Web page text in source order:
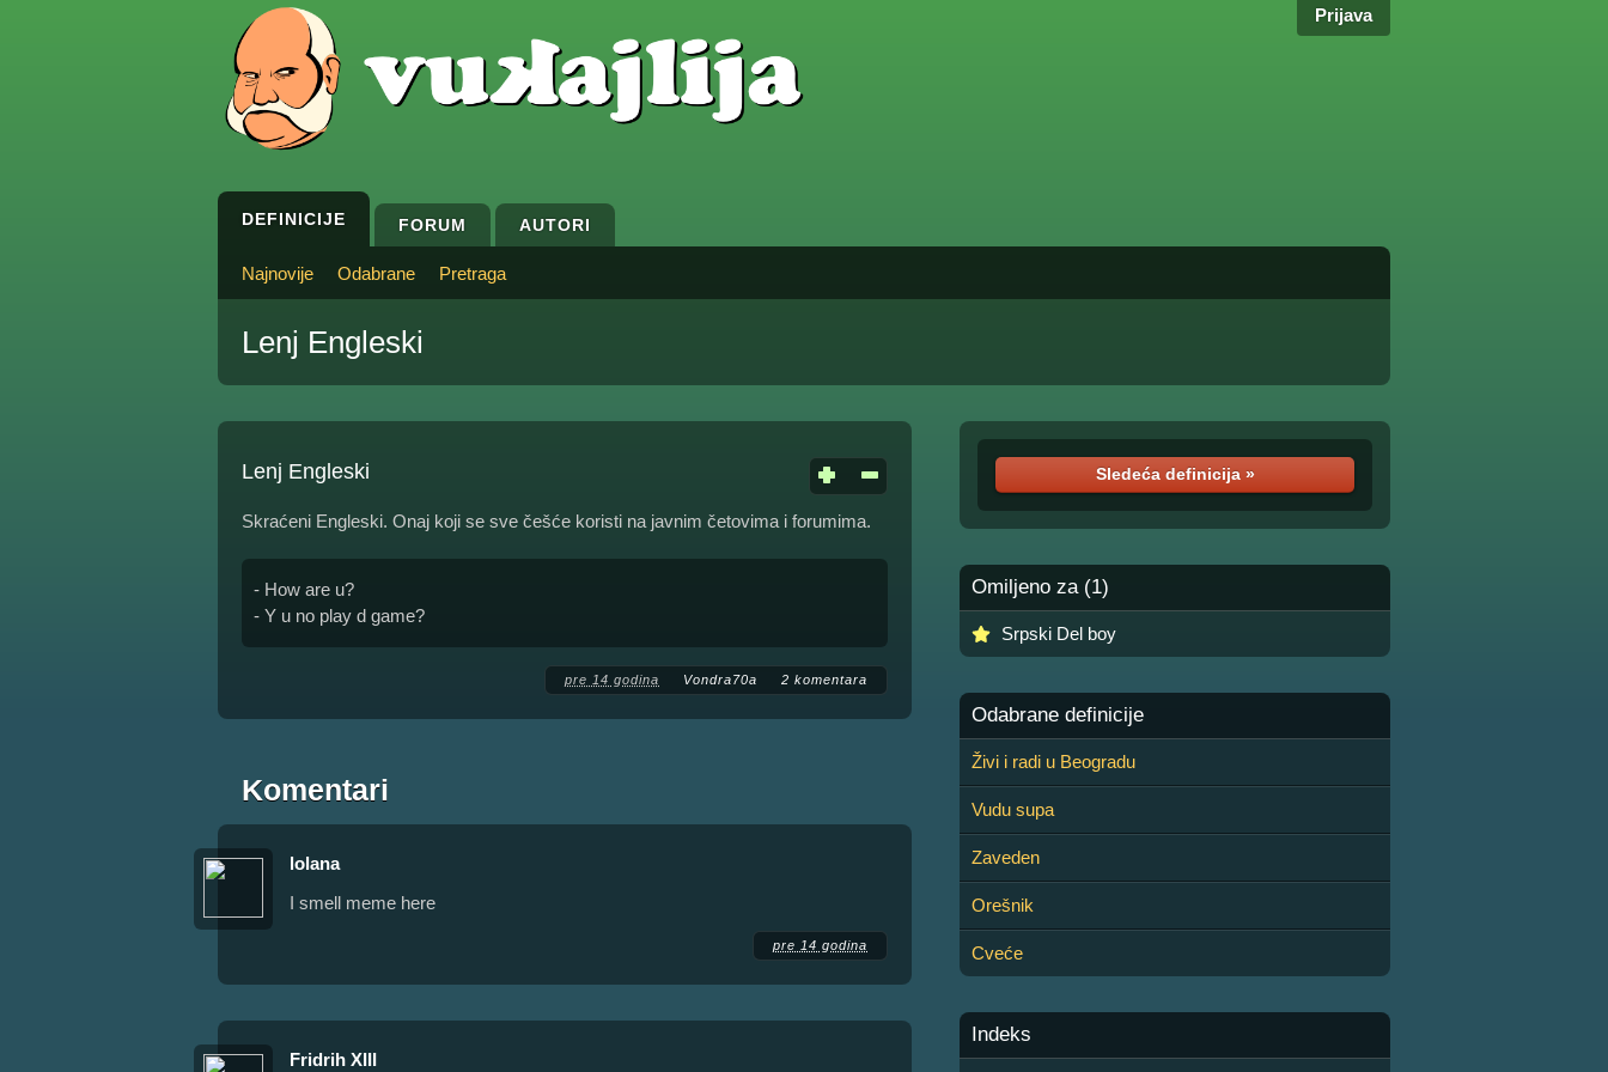
Prijava
DEFINICIJE FORUM AUTORI
Najnovije Odabrane Pretraga
Lenj Engleski
Lenj Engleski
Skraćeni Engleski. Onaj koji se sve češće koristi na javnim četovima i forumima.
- How are u?
- Y u no play d game?
pre 14 godina Vondra70a 2 komentara
Komentari
lolana
I smell meme here
pre 14 godina
Fridrih XIII
Sledeća definicija »
Omiljeno za (1)
Srpski Del boy
Odabrane definicije
Živi i radi u Beogradu
Vudu supa
Zaveden
Orešnik
Cveće
Indeks